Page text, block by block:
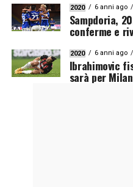
2020 6 anni ago
Sampdoria,
conferme e
2020 6 anni ago
Ibrahimovic
sarà per